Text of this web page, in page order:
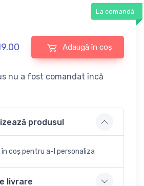
La comandă
Adaugă în coș
nu a fost comandat încă
produsul
coș pentru a-l personaliza
livrare